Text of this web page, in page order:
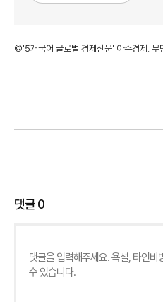
©'5개국어 글로벌 경제신문' 아주경제. 무
댓글0